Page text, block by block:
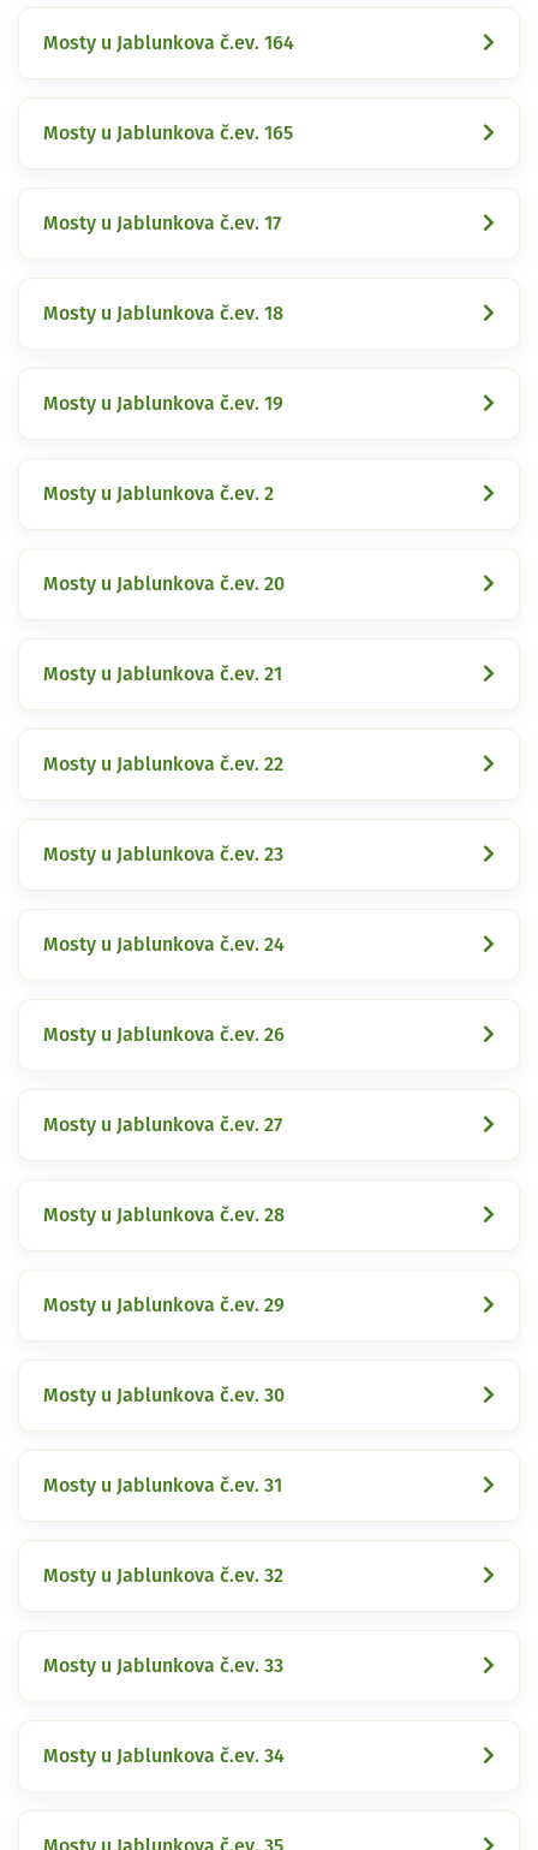
Mosty u Jablunkova č.ev. 164
Mosty u Jablunkova č.ev. 165
Mosty u Jablunkova č.ev. 17
Mosty u Jablunkova č.ev. 18
Mosty u Jablunkova č.ev. 19
Mosty u Jablunkova č.ev. 2
Mosty u Jablunkova č.ev. 20
Mosty u Jablunkova č.ev. 21
Mosty u Jablunkova č.ev. 22
Mosty u Jablunkova č.ev. 23
Mosty u Jablunkova č.ev. 24
Mosty u Jablunkova č.ev. 26
Mosty u Jablunkova č.ev. 27
Mosty u Jablunkova č.ev. 28
Mosty u Jablunkova č.ev. 29
Mosty u Jablunkova č.ev. 30
Mosty u Jablunkova č.ev. 31
Mosty u Jablunkova č.ev. 32
Mosty u Jablunkova č.ev. 33
Mosty u Jablunkova č.ev. 34
Mosty u Jablunkova č.ev. 35